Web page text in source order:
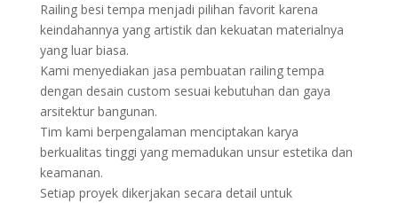
Railing besi tempa menjadi pilihan favorit karena
keindahannya yang artistik dan kekuatan materialnya
yang luar biasa.
Kami menyediakan jasa pembuatan railing tempa
dengan desain custom sesuai kebutuhan dan gaya
arsitektur bangunan.
Tim kami berpengalaman menciptakan karya
berkualitas tinggi yang memadukan unsur estetika dan
keamanan.
Setiap proyek dikerjakan secara detail untuk